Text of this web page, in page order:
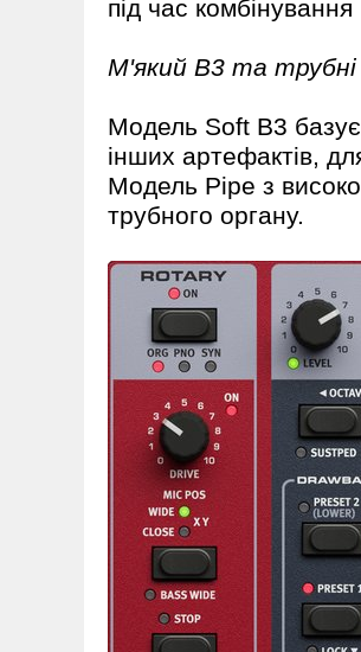
під час комбінування
М'який B3 та трубні
Модель Soft B3
інших артефактів,
Модель Pipe з
трубного органу.